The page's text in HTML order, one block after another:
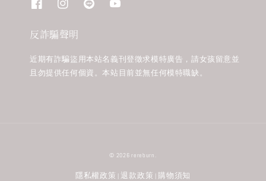
反詐騙聲明
近期有詐騙盜用本站名義刊登徵求模特廣告，請女孩留意並
且勿提供任何個資。本站目前並無任何模特職缺。
© 2026 rereburn.
隱私權政策 退款政策 購物須知